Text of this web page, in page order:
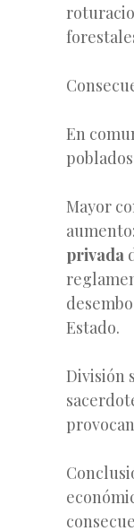
En
poblados
Mayor
privada
Estado.
División